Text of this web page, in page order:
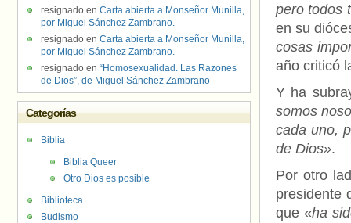
pero todos
en su
cosas
año criticó
Y ha
somos
cada uno,
de Dios».
Por otro
presidente
que «ha
resignado en Carta abierta a Monseñor Munilla,
por Miguel Sánchez Zambrano.
resignado en Carta abierta a Monseñor Munilla,
por Miguel Sánchez Zambrano.
resignado en “Homosexualidad. Las Razones
de Dios”, de Miguel Sánchez Zambrano
Categorías
Biblia
Biblia Queer
Otro Dios es posible
Biblioteca
Budismo